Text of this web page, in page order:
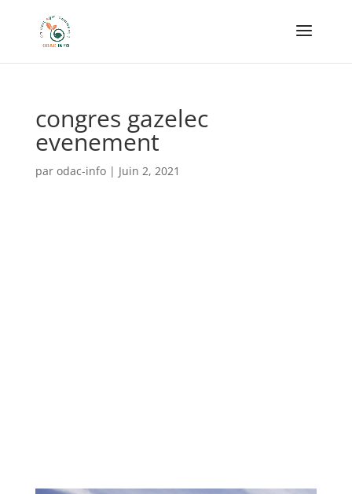
congres gazelec
evenement
par odac-info| Juin 2, 2021